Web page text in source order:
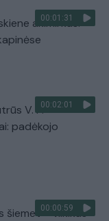
00:01:31
akimirkas:
00:02:01
V. P.
padėkojo
00:00:59
šiemet – vilkikas